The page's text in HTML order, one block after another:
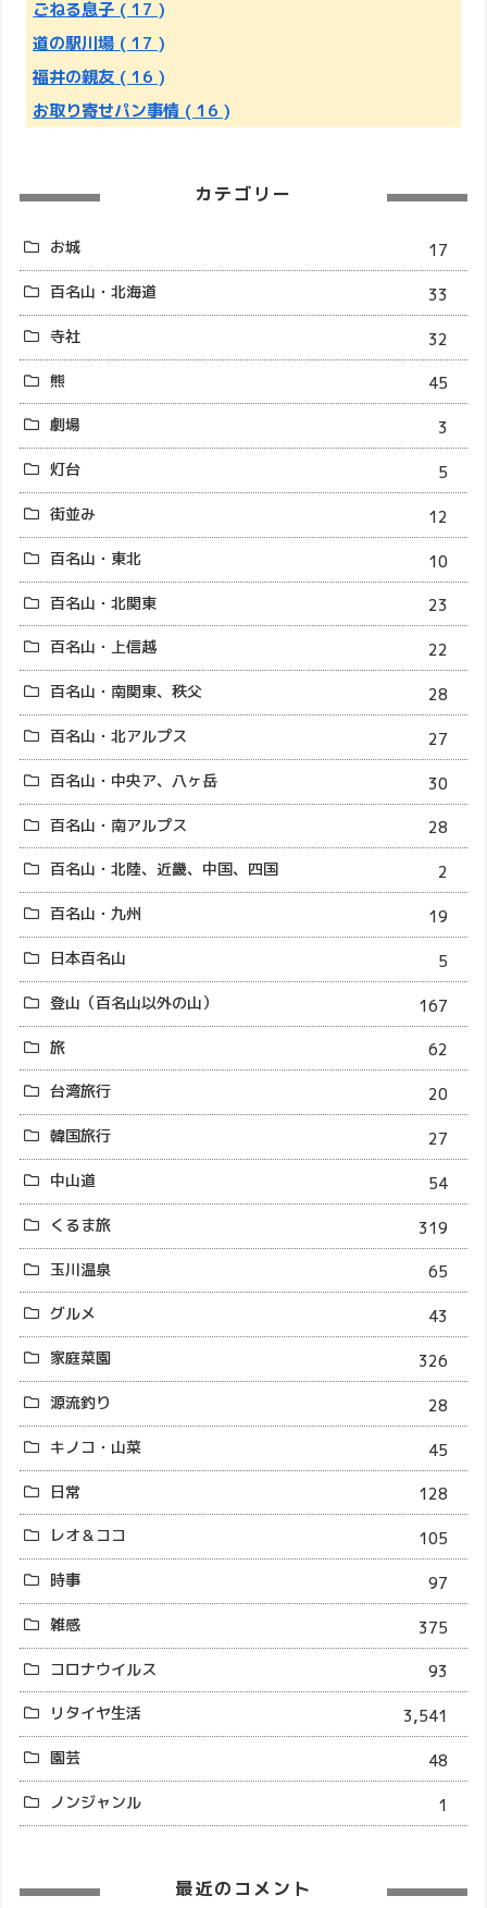
ごねる息子 ( 17 )
道の駅川場 ( 17 )
福井の親友 ( 16 )
お取り寄せパン事情 ( 16 )
カテゴリー
お城
17
百名山・北海道
33
寺社
32
熊
45
劇場
3
灯台
5
街並み
12
百名山・東北
10
百名山・北関東
23
百名山・上信越
22
百名山・南関東、秩父
28
百名山・北アルプス
27
百名山・中央ア、八ヶ岳
30
百名山・南アルプス
28
百名山・北陸、近畿、中国、四国
2
百名山・九州
19
日本百名山
5
登山（百名山以外の山）
167
旅
62
台湾旅行
20
韓国旅行
27
中山道
54
くるま旅
319
玉川温泉
65
グルメ
43
家庭菜園
326
源流釣り
28
キノコ・山菜
45
日常
128
レオ＆ココ
105
時事
97
雑感
375
コロナウイルス
93
リタイヤ生活
3,541
園芸
48
ノンジャンル
1
最近のコメント